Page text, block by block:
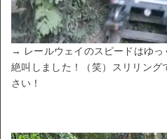
→ レールウェイのスピードはゆ
絶叫しました！（笑）スリリン
さい！